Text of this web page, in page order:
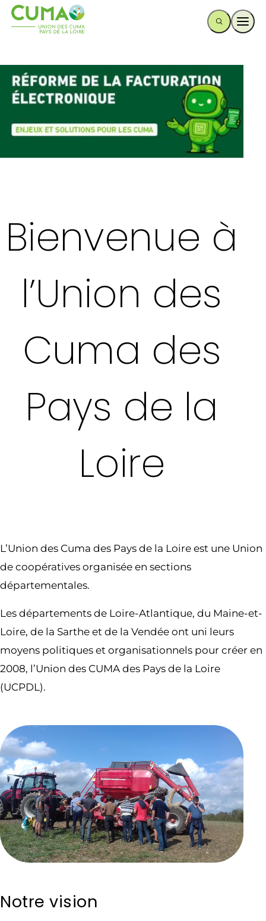
Bienvenue à
l’Union des
Cuma des
Pays de la
Loire
L’Union des Cuma des Pays de la Loire est une Union
de coopératives organisée en sections
départementales.
Les départements de Loire-Atlantique, du Maine-et-
Loire, de la Sarthe et de la Vendée ont uni leurs
moyens politiques et organisationnels pour créer en
2008, l’Union des CUMA des Pays de la Loire
(UCPDL).
Notre vision